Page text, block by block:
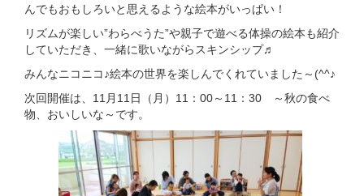
んでもおもしろいと思えるような絵本がいっぱい！
リズムが楽しい”わらべうた”や親子で遊べる体操の絵本も紹介
していただき、一緒に歌いながらスキンシップ♬
みんなニコニコ♪絵本の世界を楽しんでくれていました～ (^^♪
次回開催は、11月11日（月）11：00～11：30 ～秋の食べ
物、おいしいな～です。